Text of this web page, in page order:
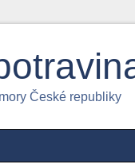
České republiky